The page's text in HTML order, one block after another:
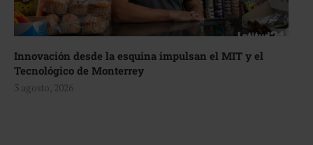
Innovación desde la esquina impulsan el MIT y el
Tecnológico de Monterrey
3 agosto, 2026